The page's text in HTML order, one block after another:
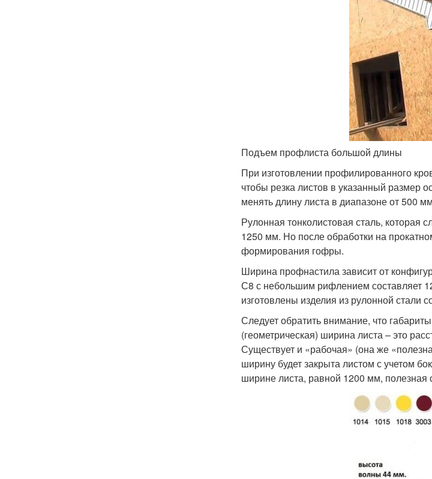
Подъем профлиста большой длины
При изготовлении профилированного
чтобы резка листов в указанный размер
менять длину листа в диапазоне от 500
Рулонная тонколистовая сталь, которая
1250 мм. Но после обработки на
формирования гофры.
Ширина профнастила зависит от
С8 с небольшим рифлением составляет
изготовлены изделия из рулонной стали
Следует обратить внимание, что
(геометрическая) ширина листа – это
Существует и «рабочая» (она же
ширину будет закрыта листом с учетом
ширине листа, равной 1200 мм, полезная